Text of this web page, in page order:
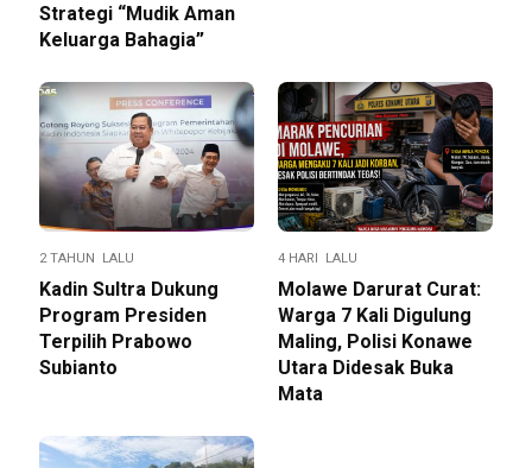
Strategi “Mudik Aman
Keluarga Bahagia”
2 TAHUN LALU
Kadin Sultra Dukung
Program Presiden
Terpilih Prabowo
Subianto
4 HARI LALU
Molawe Darurat Curat:
Warga 7 Kali Digulung
Maling, Polisi Konawe
Utara Didesak Buka
Mata